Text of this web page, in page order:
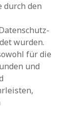
durch den
wurden.
für die
und